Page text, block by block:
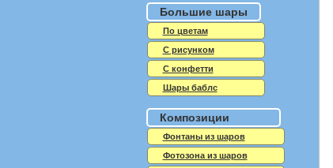
Большие шары
По цветам
С рисунком
С конфетти
Шары баблс
Композиции
Фонтаны из шаров
Фотозона из шаров